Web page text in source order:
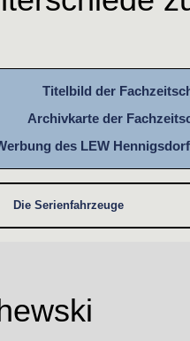
Titelbild der
Archivkarte der
des LEW
Die Serienfahrzeuge